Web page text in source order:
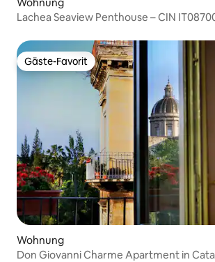
Lachea Seaview Penthouse – CIN
Gäste-Favorit
Gäste-Favorit
Wohnung
Don Giovanni Charme Apartment in